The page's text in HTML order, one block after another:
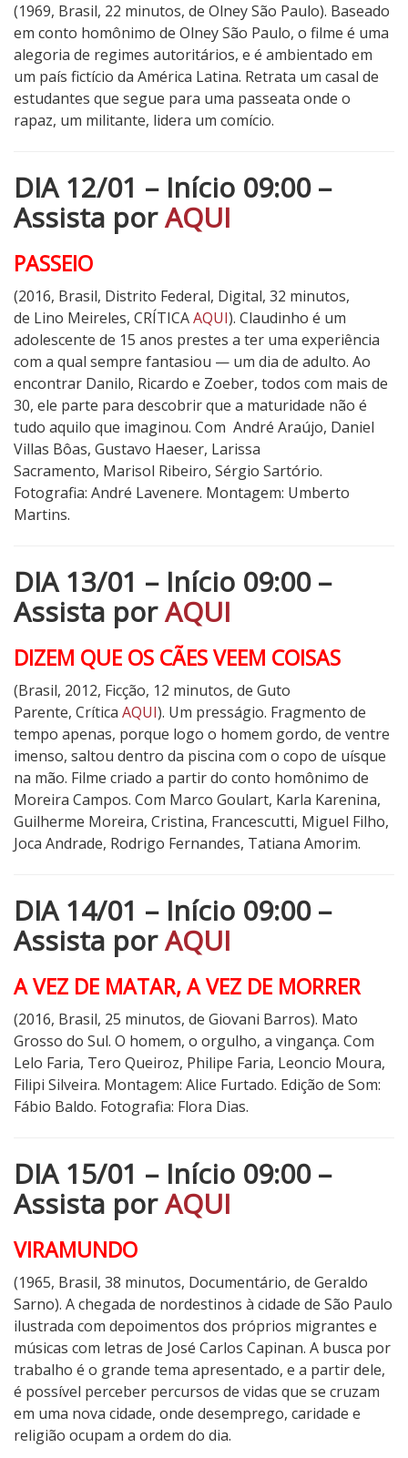
(1969, Brasil, 22 minutos, de Olney São Paulo). Baseado
em conto homônimo de Olney São Paulo, o filme é uma
alegoria de regimes autoritários, e é ambientado em
um país fictício da América Latina. Retrata um casal de
estudantes que segue para uma passeata onde o
rapaz, um militante, lidera um comício.
DIA 12/01 – Início 09:00 –
Assista porAQUI
PASSEIO
(2016, Brasil, Distrito Federal, Digital, 32 minutos,
de Lino Meireles, CRÍTICAAQUI). Claudinho é um
adolescente de 15 anos prestes a ter uma experiência
com a qual sempre fantasiou — um dia de adulto. Ao
encontrar Danilo, Ricardo e Zoeber, todos com mais de
30, ele parte para descobrir que a maturidade não é
tudo aquilo que imaginou. Com André Araújo, Daniel
Villas Bôas, Gustavo Haeser, Larissa
Sacramento, Marisol Ribeiro, Sérgio Sartório.
Fotografia: André Lavenere. Montagem: Umberto
Martins.
DIA 13/01 – Início 09:00 –
Assista porAQUI
DIZEM QUE OS CÃES VEEM COISAS
(Brasil, 2012, Ficção, 12 minutos, de Guto
Parente, Crítica AQUI). Um presságio. Fragmento de
tempo apenas, porque logo o homem gordo, de ventre
imenso, saltou dentro da piscina com o copo de uísque
na mão. Filme criado a partir do conto homônimo de
Moreira Campos. Com Marco Goulart, Karla Karenina,
Guilherme Moreira, Cristina, Francescutti, Miguel Filho,
Joca Andrade, Rodrigo Fernandes, Tatiana Amorim.
DIA 14/01 – Início 09:00 –
Assista porAQUI
A VEZ DE MATAR, A VEZ DE MORRER
(2016, Brasil, 25 minutos, de Giovani Barros). Mato
Grosso do Sul. O homem, o orgulho, a vingança. Com
Lelo Faria, Tero Queiroz, Philipe Faria, Leoncio Moura,
Filipi Silveira. Montagem: Alice Furtado. Edição de Som:
Fábio Baldo. Fotografia: Flora Dias.
DIA 15/01 – Início 09:00 –
Assista porAQUI
VIRAMUNDO
(1965, Brasil, 38 minutos, Documentário, de Geraldo
Sarno). A chegada de nordestinos à cidade de São Paulo
ilustrada com depoimentos dos próprios migrantes e
músicas com letras de José Carlos Capinan. A busca por
trabalho é o grande tema apresentado, e a partir dele,
é possível perceber percursos de vidas que se cruzam
em uma nova cidade, onde desemprego, caridade e
religião ocupam a ordem do dia.